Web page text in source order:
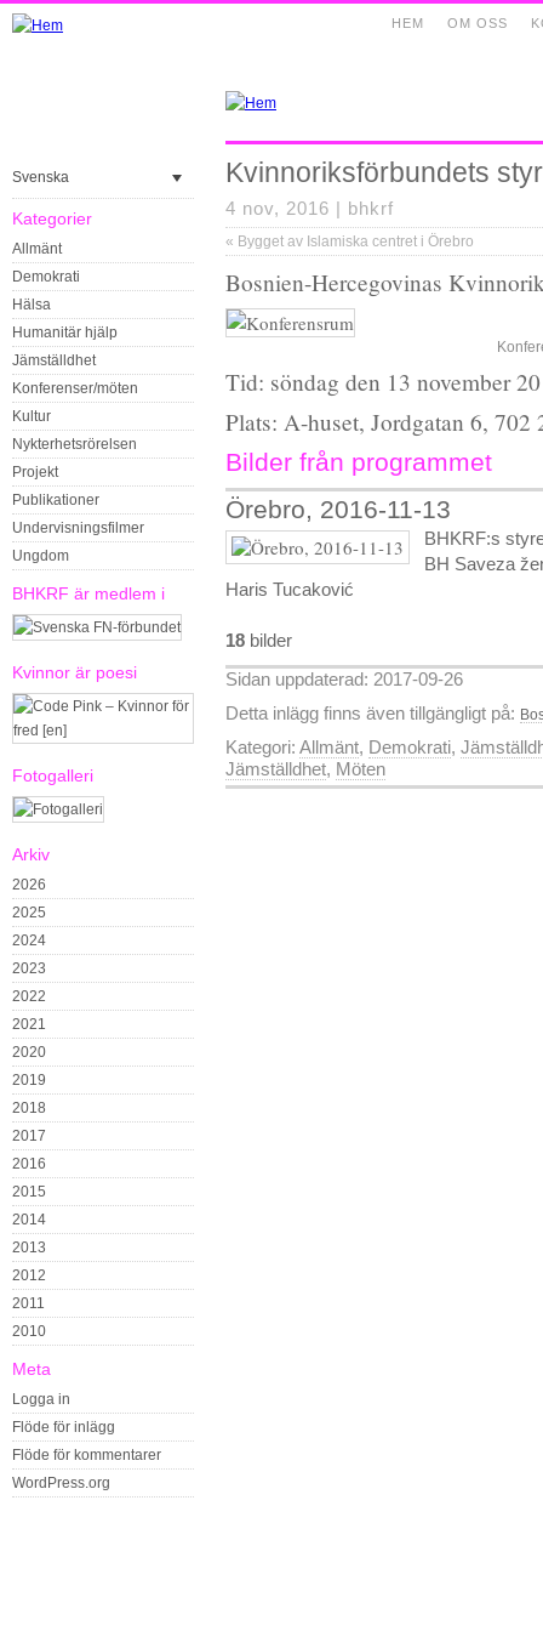
OM OSS
HEM
Svenska
Kategorier
Allmänt
Demokrati
Hälsa
Humanitär hjälp
Jämställdhet
Konferenser/möten
Kultur
Nykterhetsrörelsen
Projekt
Publikationer
Undervisningsfilmer
Ungdom
BHKRF är medlem i
Kvinnor är poesi
Fotogalleri
Arkiv
2026
2025
2024
2023
2022
2021
2020
2019
2018
2017
2016
2015
2014
2013
2012
2011
2010
Meta
Logga in
Flöde för inlägg
Flöde för kommentarer
WordPress.org
Kvinnoriksförbundets
4 nov, 2016 | bhkrf
« Bygget av Islamiska centret i Örebro
Bosnien-Hercegovinas
Tid: söndag den 13 november
Plats: A-huset, Jordgatan 6, 702
Bilder från programmet
Örebro, 2016-11-13
BHKRF:s
BH Saveza
Haris Tucaković
18 bilder
Sidan uppdaterad: 2017-09-26
Detta inlägg finns även tillgängligt på:
Kategori: Allmänt, Demokrati,
Jämställdhet, Möten